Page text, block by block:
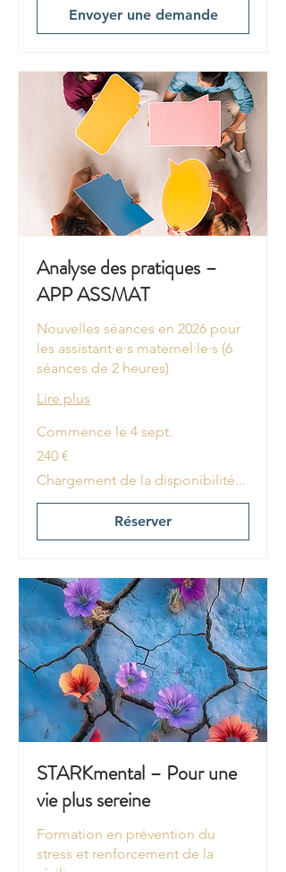
Envoyer une demande
Analyse des pratiques –
APP ASSMAT
Nouvelles séances en 2026 pour
les assistant·e·s maternel·le·s (6
séances de 2 heures)
Lire plus
Commence le 4 sept.
euros
240 €
Chargement de la disponibilité...
Réserver
STARKmental – Pour une
vie plus sereine
Formation en prévention du
stress et renforcement de la